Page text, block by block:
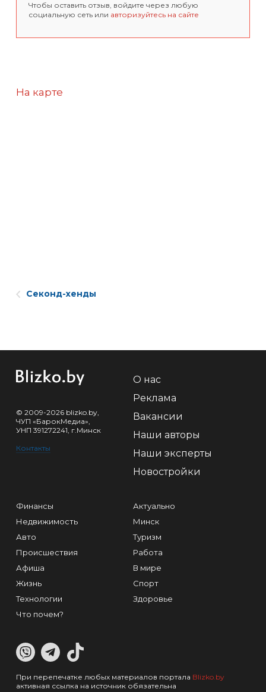
Чтобы оставить отзыв, войдите через любую
социальную сеть или авторизуйтесь на сайте
На карте
Секонд-хенды
© 2009-2026 blizko.by,
ЧУП «БарокМедиа»,
УНП 391272241, г.Минск
Контакты
О нас
Реклама
Вакансии
Наши авторы
Наши эксперты
Новостройки
Финансы
Недвижимость
Авто
Происшествия
Афиша
Жизнь
Технологии
Что почем?
Актуально
Минск
Туризм
Работа
В мире
Спорт
Здоровье
При перепечатке любых материалов портала Blizko.by
активная ссылка на источник обязательна